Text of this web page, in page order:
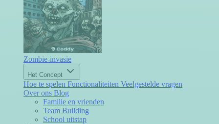
Zombie-invasie
Het Concept
Hoe te spelen Functionaliteiten Veelgestelde vragen
Over ons Blog
Familie en vrienden
Team Building
School uitstap